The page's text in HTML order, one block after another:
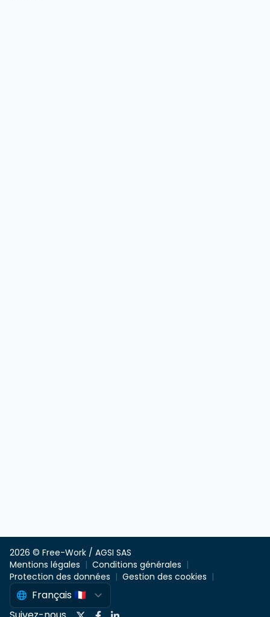
2026 © Free-Work / AGSI SAS
Mentions légales
Conditions générales
Protection des données
Gestion des cookies